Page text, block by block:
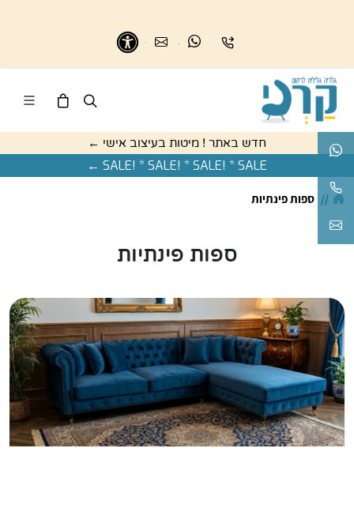
נשמח לדברבואו נדברכיתבו לנו
בואו נדברחדש באתר ! מיטות בעיצוב אישי ←
SALE! * SALE! * SALE! * SALE ←
// ספות פינתיות
ספות פינתיות